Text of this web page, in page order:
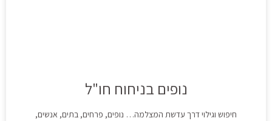
נופים בניחוח חו"ל
חיפוש וגילוי דרך עדשת המצלמה… נופים, פרחים, בתים, אנשים,